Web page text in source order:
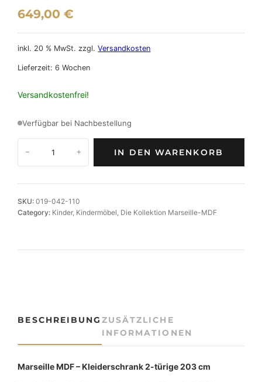
649,00€
inkl. 20 % MwSt. zzgl.Versandkosten
Lieferzeit:6 Wochen
Versandkostenfrei!
Verfügbar bei Nachbestellung
s
i
e
l
d
− + IN DEN WARENKORB
SKU: 019-042-110
Category: Kinder, Kindermöbel Die Kollektion Marseille-MDF
BESCHREIBUNG ZUSÄTZLICHE
INFORMATIONEN
Marseille MDF – Kleiderschrank 2-türige 203 cm